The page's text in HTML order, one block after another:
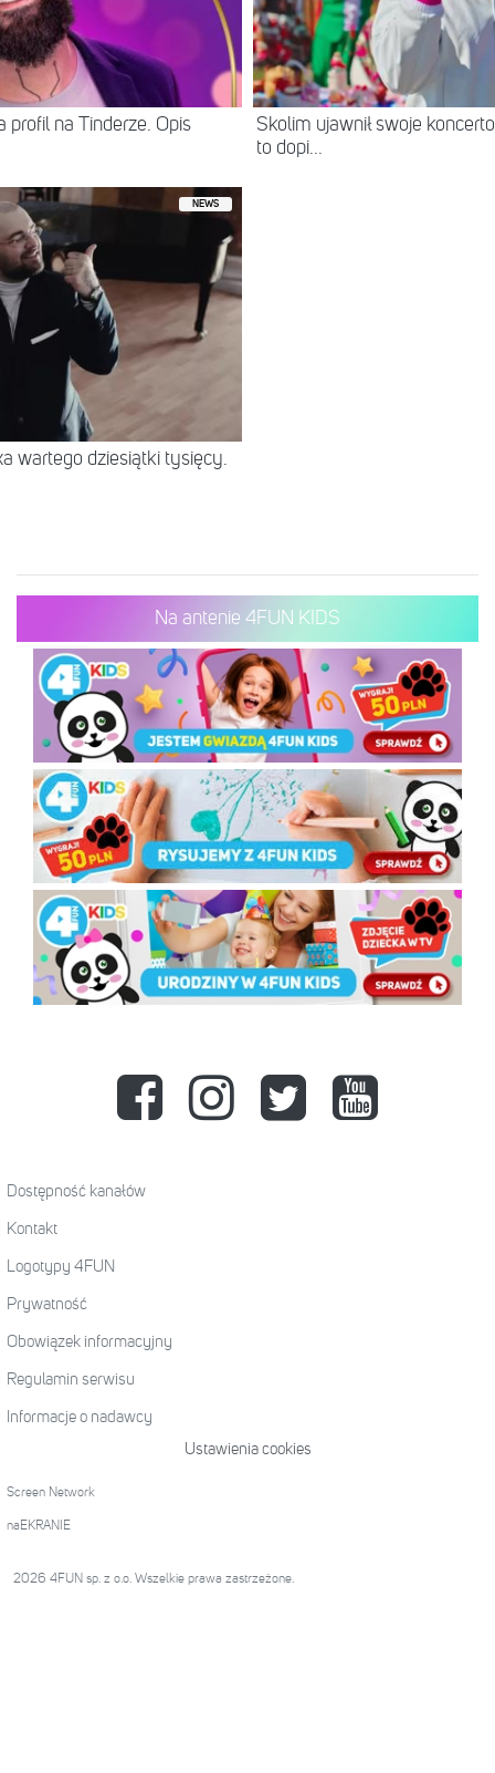
profil na Tinderze. Opis
Skolim ujawnił swoje
to dopi...
NEWS
wartego dziesiątki tysięcy.
Na antenie 4FUN KIDS
Dostępność kanałów
Kontakt
Logotypy 4FUN
Prywatność
Obowiązek informacyjny
Regulamin serwisu
Informacje o nadawcy
Ustawienia cookies
Screen Network
naEKRANIE
2026 4FUN sp. z o.o. Wszelkie prawa zastrzeżone.